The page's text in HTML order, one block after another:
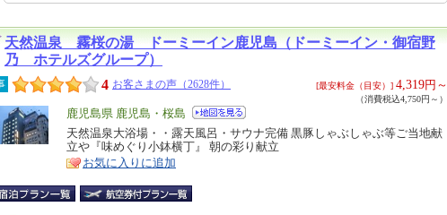
天然温泉 霧桜の湯 ドーミーイン鹿児島（ドーミーイン・御宿野
乃 ホテルズグループ）
4 お客さまの声（2628件） [最安料金（目安）] 4,319円～
（消費税込4,750円～）
エ
リ
ア
鹿児島県 鹿児島・桜島
特
徴
天然温泉大浴場・・露天風呂・サウナ完備 黒豚しゃぶしゃぶ等ご当地献
立や『味めぐり小鉢横丁』 朝の彩り献立
お気に入りに追加